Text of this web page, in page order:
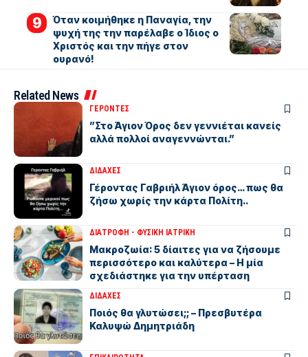
Όταν κοιμήθηκε η Παναγία, την
ψυχή της την παρέλαβε ο Ίδιος ο
Χριστός και την πήγε στον
ουρανό!
Related News
ΓΕΡΟΝΤΕΣ
”Στο Άγιον Όρος δεν γεννιέται κανείς
αλλά πολλοί αναγεννώνται.”
ΔΙΔΑΧΕΣ
Γέροντας Γαβριήλ Άγιον όρος… πως θα
ζήσω χωρίς την κάρτα Πολίτη..
ΔΙΑΤΡΟΦΗ - ΦΥΣΙΚΗ ΙΑΤΡΙΚΗ
Μακροζωία: 5 δίαιτες για να ζήσουμε
περισσότερο και καλύτερα – Η μία
σχεδιάστηκε για την υπέρταση
ΔΙΔΑΧΕΣ
Ποιός θα γλυτώσει;; – Πρεσβυτέρα
Καλυψώ Δημητριάδη